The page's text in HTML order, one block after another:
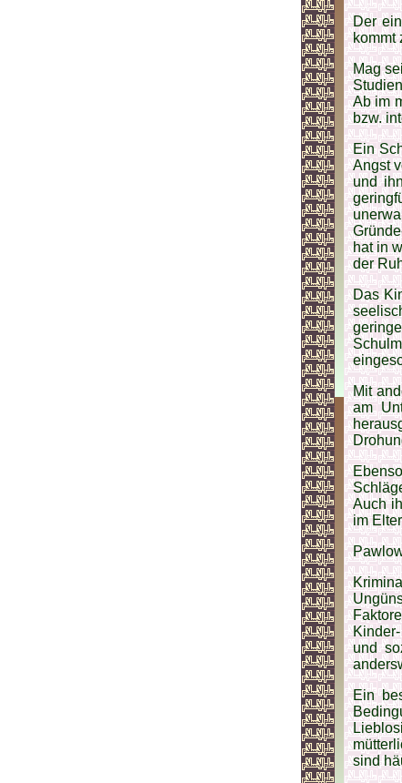
Der
kommt
Mag
Ab im
bzw.
Ein
Angst
und
hat in
der
Das
Mit
am
Auch
im
und
Ein
sind